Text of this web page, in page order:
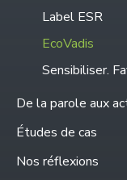
Label ESR
EcoVadis
Sensibiliser.
De la parole aux
Études de cas
Nos réflexions